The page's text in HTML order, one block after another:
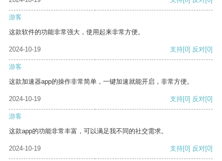
游客
这款软件的功能非常强大，使用起来非常方便。
2024-10-19 支持[0] 反对[0]
游客
这款加速器app的操作非常简单，一键加速就能开启，非常方便。
2024-10-19 支持[0] 反对[0]
游客
这款app的功能非常丰富，可以满足我不同的社交需求。
2024-10-19 支持[0] 反对[0]